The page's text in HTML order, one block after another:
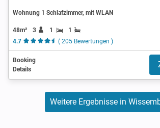
Wohnung 1 Schlafzimmer, mit WLAN
48m² 3 1
1
4.7
( 205 Bewertungen )
Booking
Details
Weitere Ergebnisse in